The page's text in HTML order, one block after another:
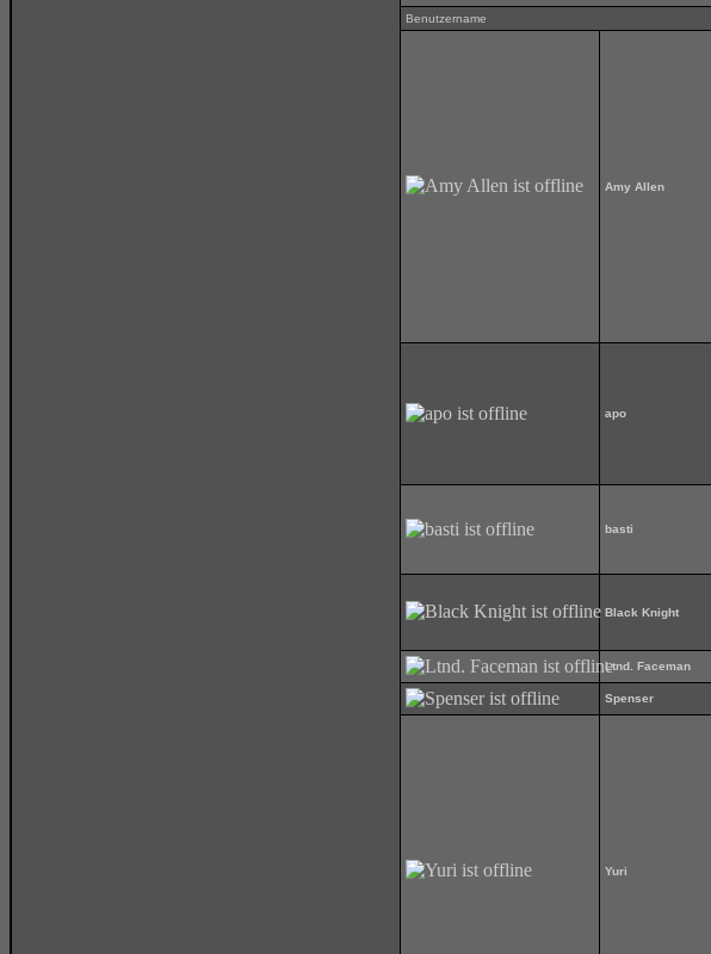
Benutzername
Amy Allen
apo
basti
Black Knight
Ltnd. Faceman
Spenser
Yuri